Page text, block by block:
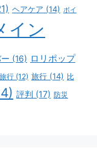
ヘアケア (14) ボイ
イン
(16) ロリポップ
行 (12) 旅行 (14) 比
評判 (17) 防災